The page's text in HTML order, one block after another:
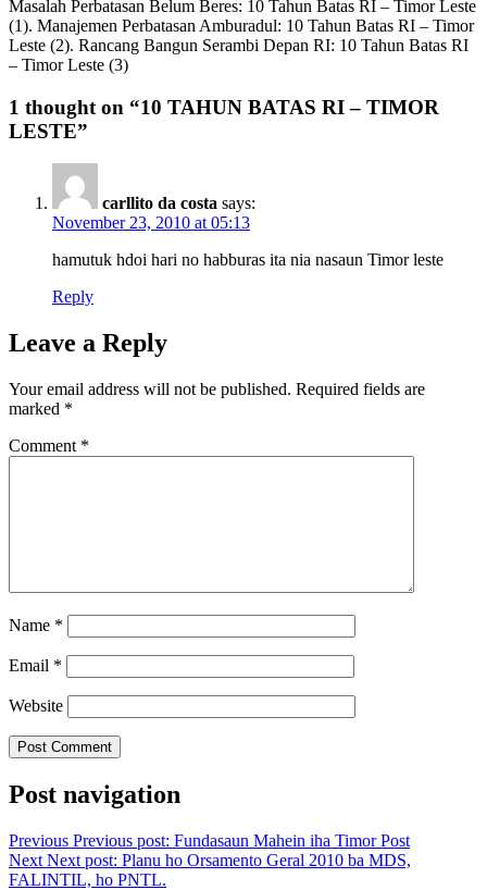
Masalah Perbatasan Belum Beres: 10 Tahun Batas RI – Timor Leste
(1). Manajemen Perbatasan Amburadul: 10 Tahun Batas RI – Timor
Leste (2). Rancang Bangun Serambi Depan RI: 10 Tahun Batas RI
– Timor Leste (3)
1 thought on “10 TAHUN BATAS RI – TIMOR
LESTE”
carllito da costa says:
November 23, 2010 at 05:13
hamutuk hdoi hari no habburas ita nia nasaun Timor leste
Reply
Leave a Reply
Your email address will not be published. Required fields are
marked *
Comment *
Name *
Email *
Website
Post navigation
Previous Previous post: Fundasaun Mahein iha Timor Post
Next Next post: Planu ho Orsamento Geral 2010 ba MDS,
FALINTIL, ho PNTL.